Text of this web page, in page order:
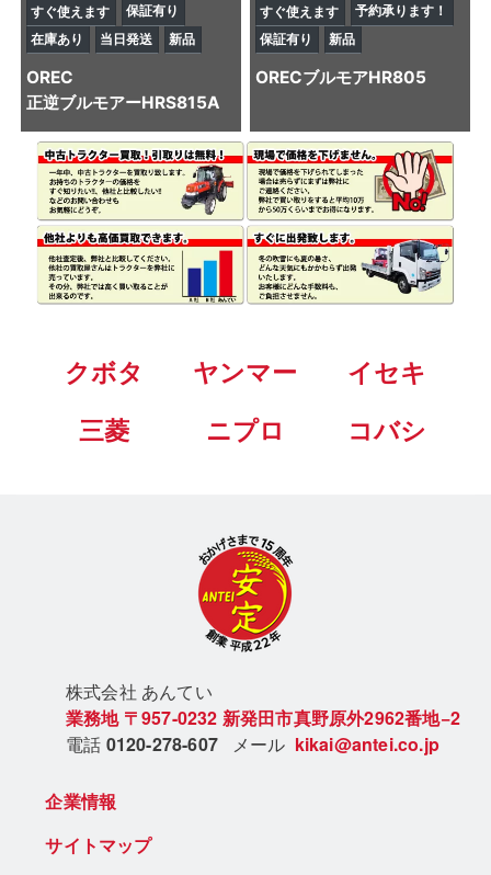
すぐ使えます
保証有り
在庫あり
当日発送 新品
OREC
正逆ブルモアーHRS815A
すぐ使えます
予約承ります！
保証有り
新品
ORECブルモアHR805
クボタ ヤンマー
イセキ
三菱
ニプロ コバシ
株式会社 あんてい
業務地 〒957-0232 新発田市真野原外2962番地−2
電話 0120-278-607 メール kikai@antei.co.jp
企業情報
サイトマップ